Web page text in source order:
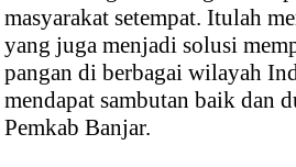
masyarakat setempat. Itulah
yang juga menjadi solusi
pangan di berbagai wilayah
mendapat sambutan baik dan
Pemkab Banjar.